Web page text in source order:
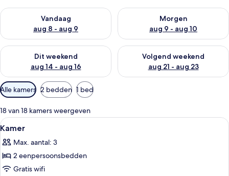
Vandaag
aug 8 - aug 9
De beschikbaarheid controleren voor vanavond aug 8 - aug 9
Morgen
aug 9 - aug 10
De beschikbaarheid
Dit weekend
aug 14 - aug 16
De beschikbaarheid controleren voor dit weekend aug 14 -
Volgend weekend
aug 21 - aug 23
De beschikbaarheid
Beschikbare
filters
voor
kamers
Alle kamers 2 bedden 1 bed
18 van 18 kamers weergeven
Alle
foto's
voor
Kamer
laden
Hotelkamer met een groot bed, een
5
Kamer
Max. aantal: 3
2 eenpersoonsbedden
Gratis wifi